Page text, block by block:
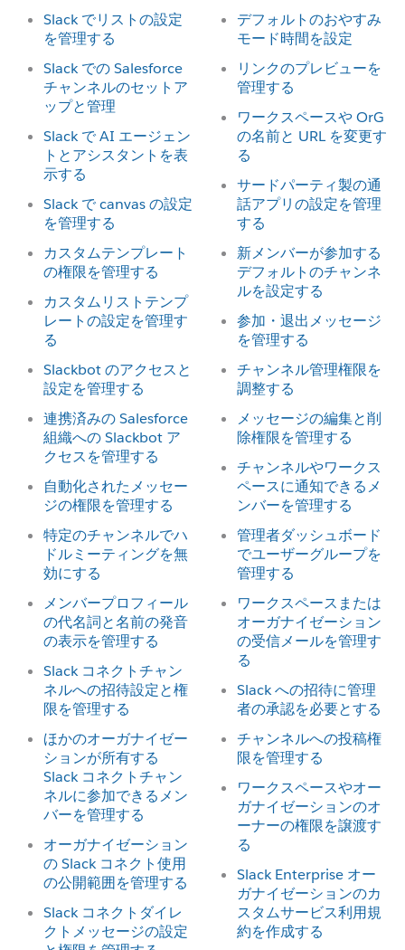
Slack でリストの設定
を管理する
Slack での Salesforce
チャンネルのセットア
ップと管理
Slack で AI エージェン
トとアシスタントを表
示する
Slack で canvas の設定
を管理する
カスタムテンプレート
の権限を管理する
カスタムリストテンプ
レートの設定を管理す
る
Slackbot のアクセスと
設定を管理する
連携済みの Salesforce
組織への Slackbot ア
クセスを管理する
自動化されたメッセー
ジの権限を管理する
特定のチャンネルでハ
ドルミーティングを無
効にする
メンバープロフィール
の代名詞と名前の発音
の表示を管理する
Slack コネクトチャン
ネルへの招待設定と権
限を管理する
ほかのオーガナイゼー
ションが所有する
Slack コネクトチャン
ネルに参加できるメン
バーを管理する
オーガナイゼーション
の Slack コネクト使用
の公開範囲を管理する
Slack コネクトダイレ
クトメッセージの設定
デフォルトのおやすみ
モード時間を設定
リンクのプレビューを
管理する
ワークスペースや OrG
の名前と URL を変更す
る
サードパーティ製の通
話アプリの設定を管理
する
新メンバーが参加する
デフォルトのチャンネ
ルを設定する
参加・退出メッセージ
を管理する
チャンネル管理権限を
調整する
メッセージの編集と削
除権限を管理する
チャンネルやワークス
ペースに通知できるメ
ンバーを管理する
管理者ダッシュボード
でユーザーグループを
管理する
ワークスペースまたは
オーガナイゼーション
の受信メールを管理す
る
Slack への招待に管理
者の承認を必要とする
チャンネルへの投稿権
限を管理する
ワークスペースやオー
ガナイゼーションのオ
ーナーの権限を譲渡す
る
Slack Enterprise オー
ガナイゼーションのカ
スタムサービス利用規
約を作成する